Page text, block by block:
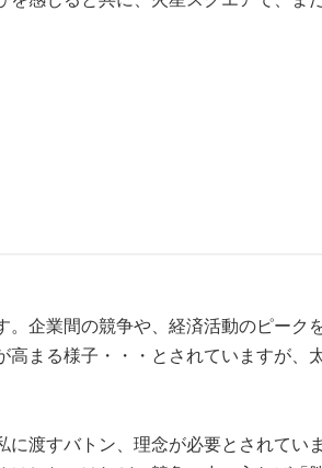
企業間の競争や、経済活動のピー
まる様子・・・とされていますが
渡すバトン、理念が必要とされて